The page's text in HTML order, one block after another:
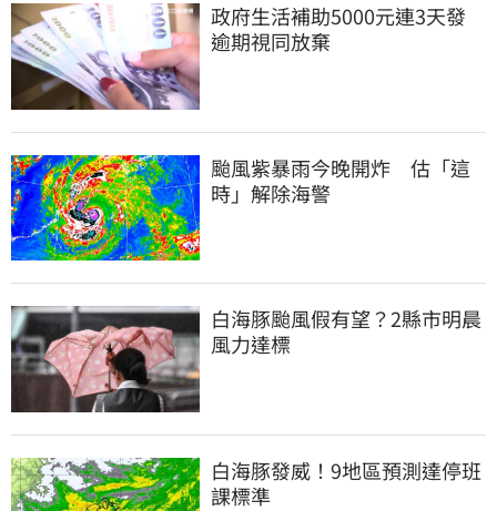
政府生活補助5000元連3天發
逾期視同放棄
颱風紫暴雨今晚開炸　估「這
時」解除海警
白海豚颱風假有望？2縣市明晨
風力達標
白海豚發威！9地區預測達停班
課標準